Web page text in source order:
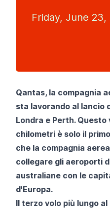
Friday, June 23,
Qantas, la compagnia
sta lavorando al lancio
Londra e Perth. Questo
chilometri è solo il
che la compagnia
collegare gli aeroporti
australiane con le
d'Europa.
Il terzo volo più lungo al